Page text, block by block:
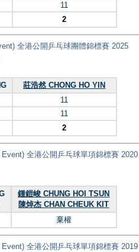
11
2
全港公開乒乓球團體錦標賽 2025
莊浩然 CHONG HO YIN
11
11
2
全港公開乒乓球單項錦標賽 2020
鍾鎧峻 CHUNG HOI TSUN
陳焯杰 CHAN CHEUK KIT
棄權
全港公開乒乓球單項錦標賽 2019